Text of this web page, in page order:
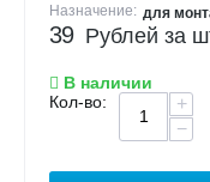
Назначение: для
39 Рублей за
В наличии
Кол-во:
+
−